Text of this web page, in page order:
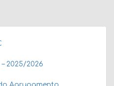
2025/2026